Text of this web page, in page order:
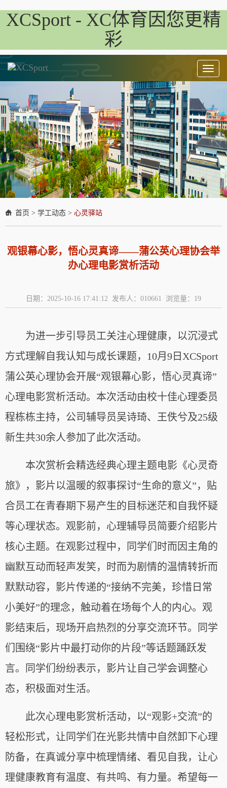
XCSport - XC体育因您更精
彩
Toggle
首页 > 学工动态 > 心灵驿站
观银幕心影，悟心灵真谛——蒲公英心理协会举
办心理电影赏析活动
日期：2025-10-16 17:41:12 发布人：010661 浏览量： 19
为进一步引导员工关注心理健康，以沉浸式
方式理解自我认知与成长课题，10月9日XCSport
蒲公英心理协会开展“观银幕心影，悟心灵真谛”
心理电影赏析活动。本次活动由校十佳心理委员
程栋栋主持，公司辅导员吴诗琦、王佚兮及25级
新生共30余人参加了此次活动。
本次赏析会精选经典心理主题电影《心灵奇
旅》，影片以温暖的叙事探讨“生命的意义”，贴
合员工在青春期下易产生的目标迷茫和自我怀疑
等心理状态。观影前，心理辅导员简要介绍影片
核心主题。在观影过程中，同学们时而因主角的
幽默互动而轻声发笑，时而为剧情的温情转折而
默默动容，影片传递的“接纳不完美，珍惜日常
小美好”的理念，触动着在场每个人的内心。观
影结束后，现场开启热烈的分享交流环节。同学
们围绕“影片中最打动你的片段”等话题踊跃发
言。同学们纷纷表示，影片让自己学会调整心
态，积极面对生活。
此次心理电影赏析活动，以“观影+交流”的
轻松形式，让同学们在光影共情中自然卸下心理
防备，在真诚分享中梳理情绪、看见自我，让心
理健康教育有温度、有共鸣、有力量。希望每一